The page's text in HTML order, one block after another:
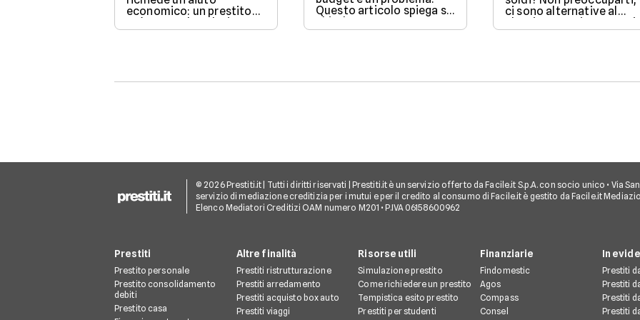
economico: un prestito
può essere la soluzione.
Scopri come funziona,
in realtà senza stress.
Questo articolo spiega se
chiedere un prestito per
viaggiare è una buona
come gli interessi da
ci sono alternative al
classico prestito! Scopri
come funzionano il "Paga
loro pro e contro, per
© 2026 Prestiti.it | Tutti i diritti riservati | Prestiti.it è un servizio offerto da Facile.it S.p.A. con socio unico • Via
servizio di mediazione creditizia per i mutui e per il credito al consumo di Facile.it è gestito da Facile.it
Elenco Mediatori Creditizi OAM numero M201 • P.IVA 06158600962
Prestiti
Prestito personale
Prestito consolidamento
debiti
Prestito casa
Altre finalità
Prestiti ristrutturazione
Prestiti arredamento
Prestiti acquisto box auto
Prestiti viaggi
Risorse utili
Simulazione prestito
Come richiedere un prestito
Tempistica esito prestito
Prestiti per studenti
Finanziarie
Findomestic
Agos
Compass
Consel
In
Prestiti
Prestiti
Prestiti
Prestiti